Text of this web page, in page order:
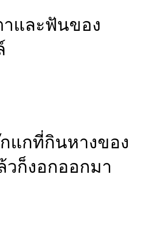
าและฟันของ
กแกที่กินหางของ
วก็งอกออกมา